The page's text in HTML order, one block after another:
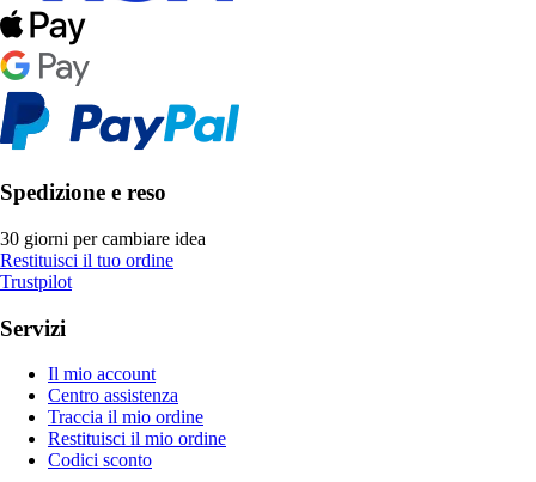
Spedizione e reso
30 giorni per cambiare idea
Restituisci il tuo ordine
Trustpilot
Servizi
Il mio account
Centro assistenza
Traccia il mio ordine
Restituisci il mio ordine
Codici sconto